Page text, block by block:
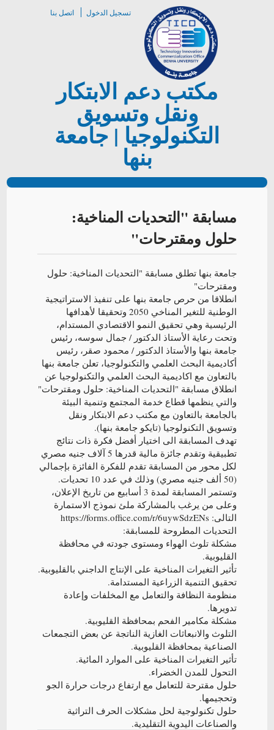
تسجيل الدخول اتصل بنا
مكتب دعم الابتكار
ونقل وتسويق
التكنولوجيا | جامعة
بنها
مسابقة "التحديات المناخية:
حلول ومقترحات"
جامعة بنها تطلق مسابقة "التحديات المناخية: حلول
ومقترحات"
انطلاقا من حرص جامعة بنها على تنفيذ الاستراتيجية
الوطنية للتغير المناخي 2050 وتحقيقا لأهدافها
الرئيسية وهي تحقيق النمو الاقتصادي المستدام،
وتحت رعاية الأستاذ الدكتور / جمال سوسه، رئيس
جامعة بنها والأستاذ الدكتور / محمود صقر، رئيس
أكاديمية البحث العلمي والتكنولوجيا، تعلن جامعة بنها
بالتعاون مع اكاديمية البحث العلمي والتكنولوجيا عن
انطلاق مسابقة "التحديات المناخية: حلول ومقترحات"
والتي ينظمها قطاع خدمة المجتمع وتنمية البيئة
بالجامعة بالتعاون مع مكتب دعم الابتكار ونقل
وتسويق التكنولوجيا (تايكو جامعة بنها).
تهدف المسابقة الى اختيار أفضل فكرة ذات نتائج
تطبيقية وتقدم جائزة مالية قدرها 5 آلاف جنيه مصري
لكل محور من المسابقة تقدم للفكرة الفائزة بإجمالي
(50 ألف جنيه مصري) وذلك في عدد 10 تحديات.
وتستمر المسابقة لمدة 3 أسابيع من تاريخ الإعلان،
وعلى من يرغب بالمشاركة ملئ نموذج الاستمارة
التالى: https://forms.office.com/r/6uywSdzENs
التحديات المطروحة للمسابقة:
مشكلة تلوث الهواء ومستوى جودته في محافظة
القليوبية.
تأثير التغيرات المناخية على الإنتاج الداجني بالقليوبية.
تحقيق التنمية الزراعية المستدامة.
منظومة النظافة والتعامل مع المخلفات وإعادة
تدويرها.
مشكلة مكامير الفحم بمحافظة القليوبية.
التلوث والانبعاثات الغازية الناتجة عن بعض التجمعات
الصناعية بمحافظة القليوبية.
تأثير التغيرات المناخية على الموارد المائية.
التحول للمدن الخضراء.
حلول مقترحة للتعامل مع ارتفاع درجات حرارة الجو
وتحجيمها.
حلول تكنولوجية لحل مشكلات الحرف التراثية
والصناعات اليدوية التقليدية.